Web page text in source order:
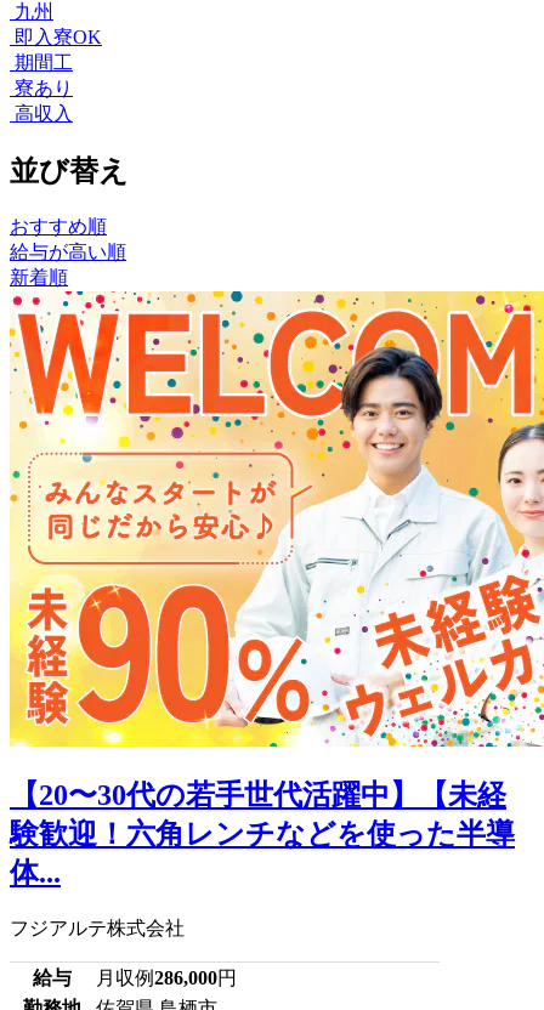
九州
即入寮OK
期間工
寮あり
高収入
並び替え
おすすめ順
給与が高い順
新着順
【20〜30代の若手世代活躍中】【未経
験歓迎！六角レンチなどを使った半導
体...
フジアルテ株式会社
給与 月収例286,000円